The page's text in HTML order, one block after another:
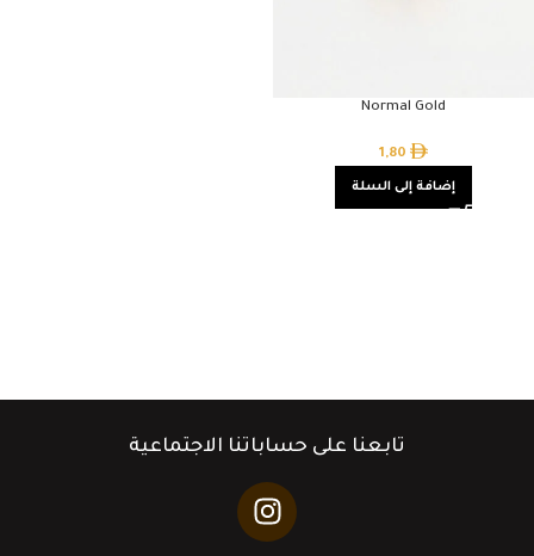
Normal Gold
1,80
إضافة إلى السلة
تابعنا على حساباتنا الاجتماعية